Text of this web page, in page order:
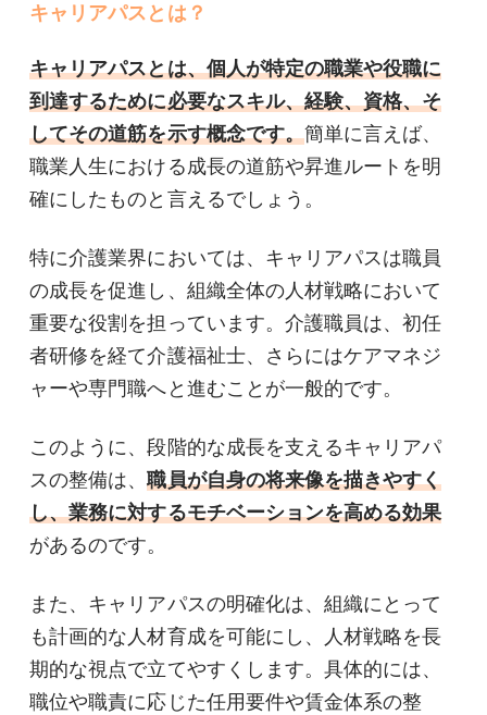
キャリアパスとは？
キャリアパスとは、個人が特定の職業や役職に
到達するために必要なスキル、経験、資格、そ
してその道筋を示す概念です。簡単に言えば、
職業人生における成長の道筋や昇進ルートを明
確にしたものと言えるでしょう。
特に介護業界においては、キャリアパスは職員
の成長を促進し、組織全体の人材戦略において
重要な役割を担っています。介護職員は、初任
者研修を経て介護福祉士、さらにはケアマネジ
ャーや専門職へと進むことが一般的です。
このように、段階的な成長を支えるキャリアパ
スの整備は、職員が自身の将来像を描きやすく
し、業務に対するモチベーションを高める効果
があるのです。
また、キャリアパスの明確化は、組織にとって
も計画的な人材育成を可能にし、人材戦略を長
期的な視点で立てやすくします。具体的には、
職位や職責に応じた任用要件や賃金体系の整